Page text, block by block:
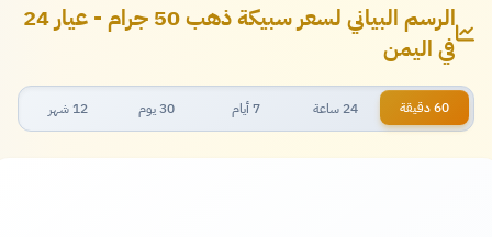
الرسم البياني لسعر سبيكة ذهب 50 جرام - عيار 24
في اليمن
60 دقيقة 24 ساعة 7 أيام 30 يوم 12 شهر